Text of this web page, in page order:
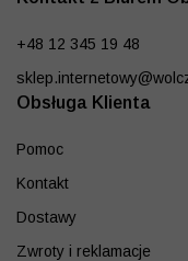
+48 12 345 19 48
Obsługa Klienta
Pomoc
Kontakt
Dostawy
Zwroty i reklamacje